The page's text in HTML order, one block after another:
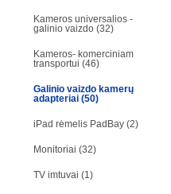
Kameros universalios -
galinio vaizdo (32)
Kameros- komerciniam
transportui (46)
Galinio vaizdo kamerų
adapteriai (50)
iPad rėmelis PadBay (2)
Monitoriai (32)
TV imtuvai (1)